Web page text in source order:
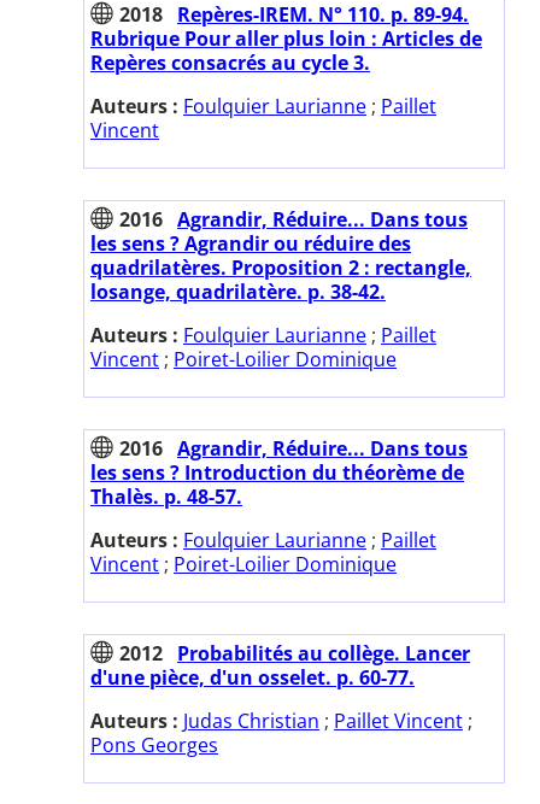
2018 Repères-IREM. N° 110. p. 89-94.
Rubrique Pour aller plus loin : Articles de
Repères consacrés au cycle 3.
Auteurs : Foulquier Laurianne ; Paillet
Vincent
2016 Agrandir, Réduire... Dans tous
les sens ? Agrandir ou réduire des
quadrilatères. Proposition 2 : rectangle,
losange, quadrilatère. p. 38-42.
Auteurs : Foulquier Laurianne ; Paillet
Vincent ; Poiret-Loilier Dominique
2016 Agrandir, Réduire... Dans tous
les sens ? Introduction du théorème de
Thalès. p. 48-57.
Auteurs : Foulquier Laurianne ; Paillet
Vincent ; Poiret-Loilier Dominique
2012 Probabilités au collège. Lancer
d'une pièce, d'un osselet. p. 60-77.
Auteurs : Judas Christian ; Paillet Vincent ;
Pons Georges